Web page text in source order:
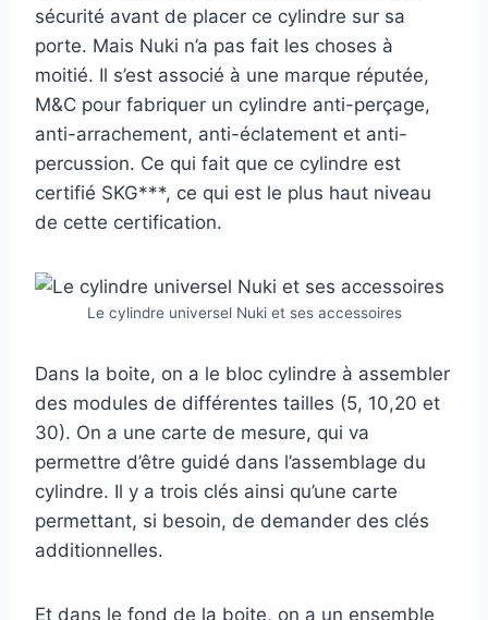
sécurité avant de placer ce cylindre sur sa
porte. Mais Nuki n’a pas fait les choses à
moitié. Il s’est associé à une marque réputée,
M&C pour fabriquer un cylindre anti-perçage,
anti-arrachement, anti-éclatement et anti-
percussion. Ce qui fait que ce cylindre est
certifié SKG***, ce qui est le plus haut niveau
de cette certification.
Le cylindre universel Nuki et ses accessoires
Dans la boite, on a le bloc cylindre à assembler
des modules de différentes tailles (5, 10,20 et
30). On a une carte de mesure, qui va
permettre d’être guidé dans l’assemblage du
cylindre. Il y a trois clés ainsi qu’une carte
permettant, si besoin, de demander des clés
additionnelles.
Et dans le fond de la boite, on a un ensemble